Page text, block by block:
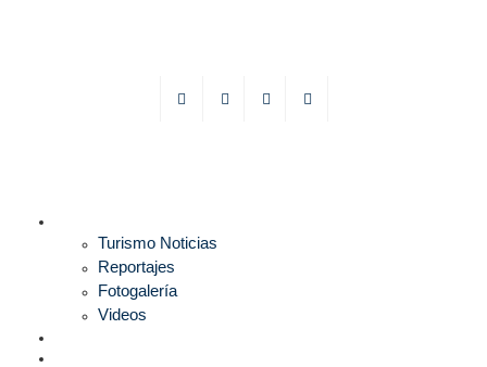
Turismo Noticias
Reportajes
Fotogalería
Videos